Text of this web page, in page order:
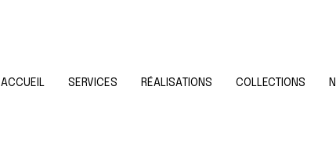
ACCUEIL SERVICES RÉALISATIONS COLLECTIONS